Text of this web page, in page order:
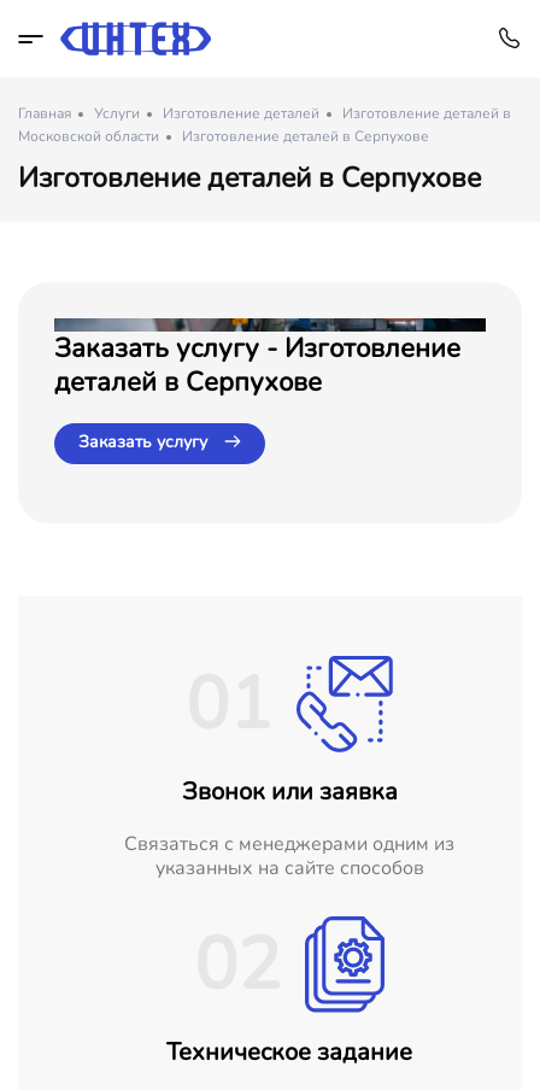
Главная Услуги Изготовление деталей
Изготовление деталей в
Московской области
Изготовление деталей в Серпухове
Изготовление деталей в Серпухове
Заказать услугу - Изготовление
деталей в Серпухове
Заказать услугу
Звонок или заявка
Cвязаться с менеджерами одним из
указанных на сайте способов
Техническое задание